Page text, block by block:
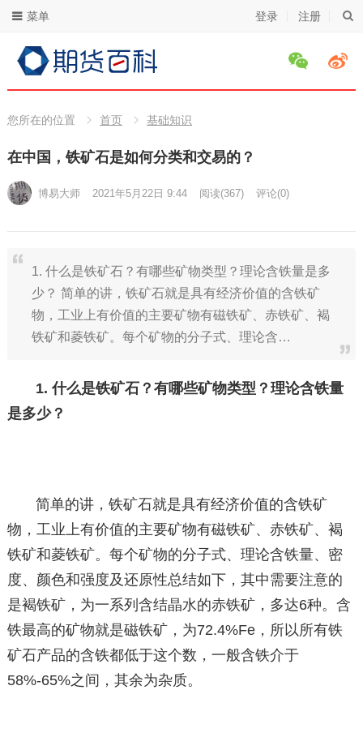
登录 注册
菜单
您所在的位置 首页 基础知识
在中国，铁矿石是如何分类和交易的？
博易大师 2021年5月22日 9:44 阅读(367) 评论(0)
1. 什么是铁矿石？有哪些矿物类型？理论含铁量是多
少？ 简单的讲，铁矿石就是具有经济价值的含铁矿
物，工业上有价值的主要矿物有磁铁矿、赤铁矿、褐
铁矿和菱铁矿。每个矿物的分子式、理论含…
1. 什么是铁矿石？有哪些矿物类型？理论含铁量
是多少？
简单的讲，铁矿石就是具有经济价值的含铁矿
物，工业上有价值的主要矿物有磁铁矿、赤铁矿、褐
铁矿和菱铁矿。每个矿物的分子式、理论含铁量、密
度、颜色和强度及还原性总结如下，其中需要注意的
是褐铁矿，为一系列含结晶水的赤铁矿，多达6种。含
铁最高的矿物就是磁铁矿，为72.4%Fe，所以所有铁
矿石产品的含铁都低于这个数，一般含铁介于
58%-65%之间，其余为杂质。